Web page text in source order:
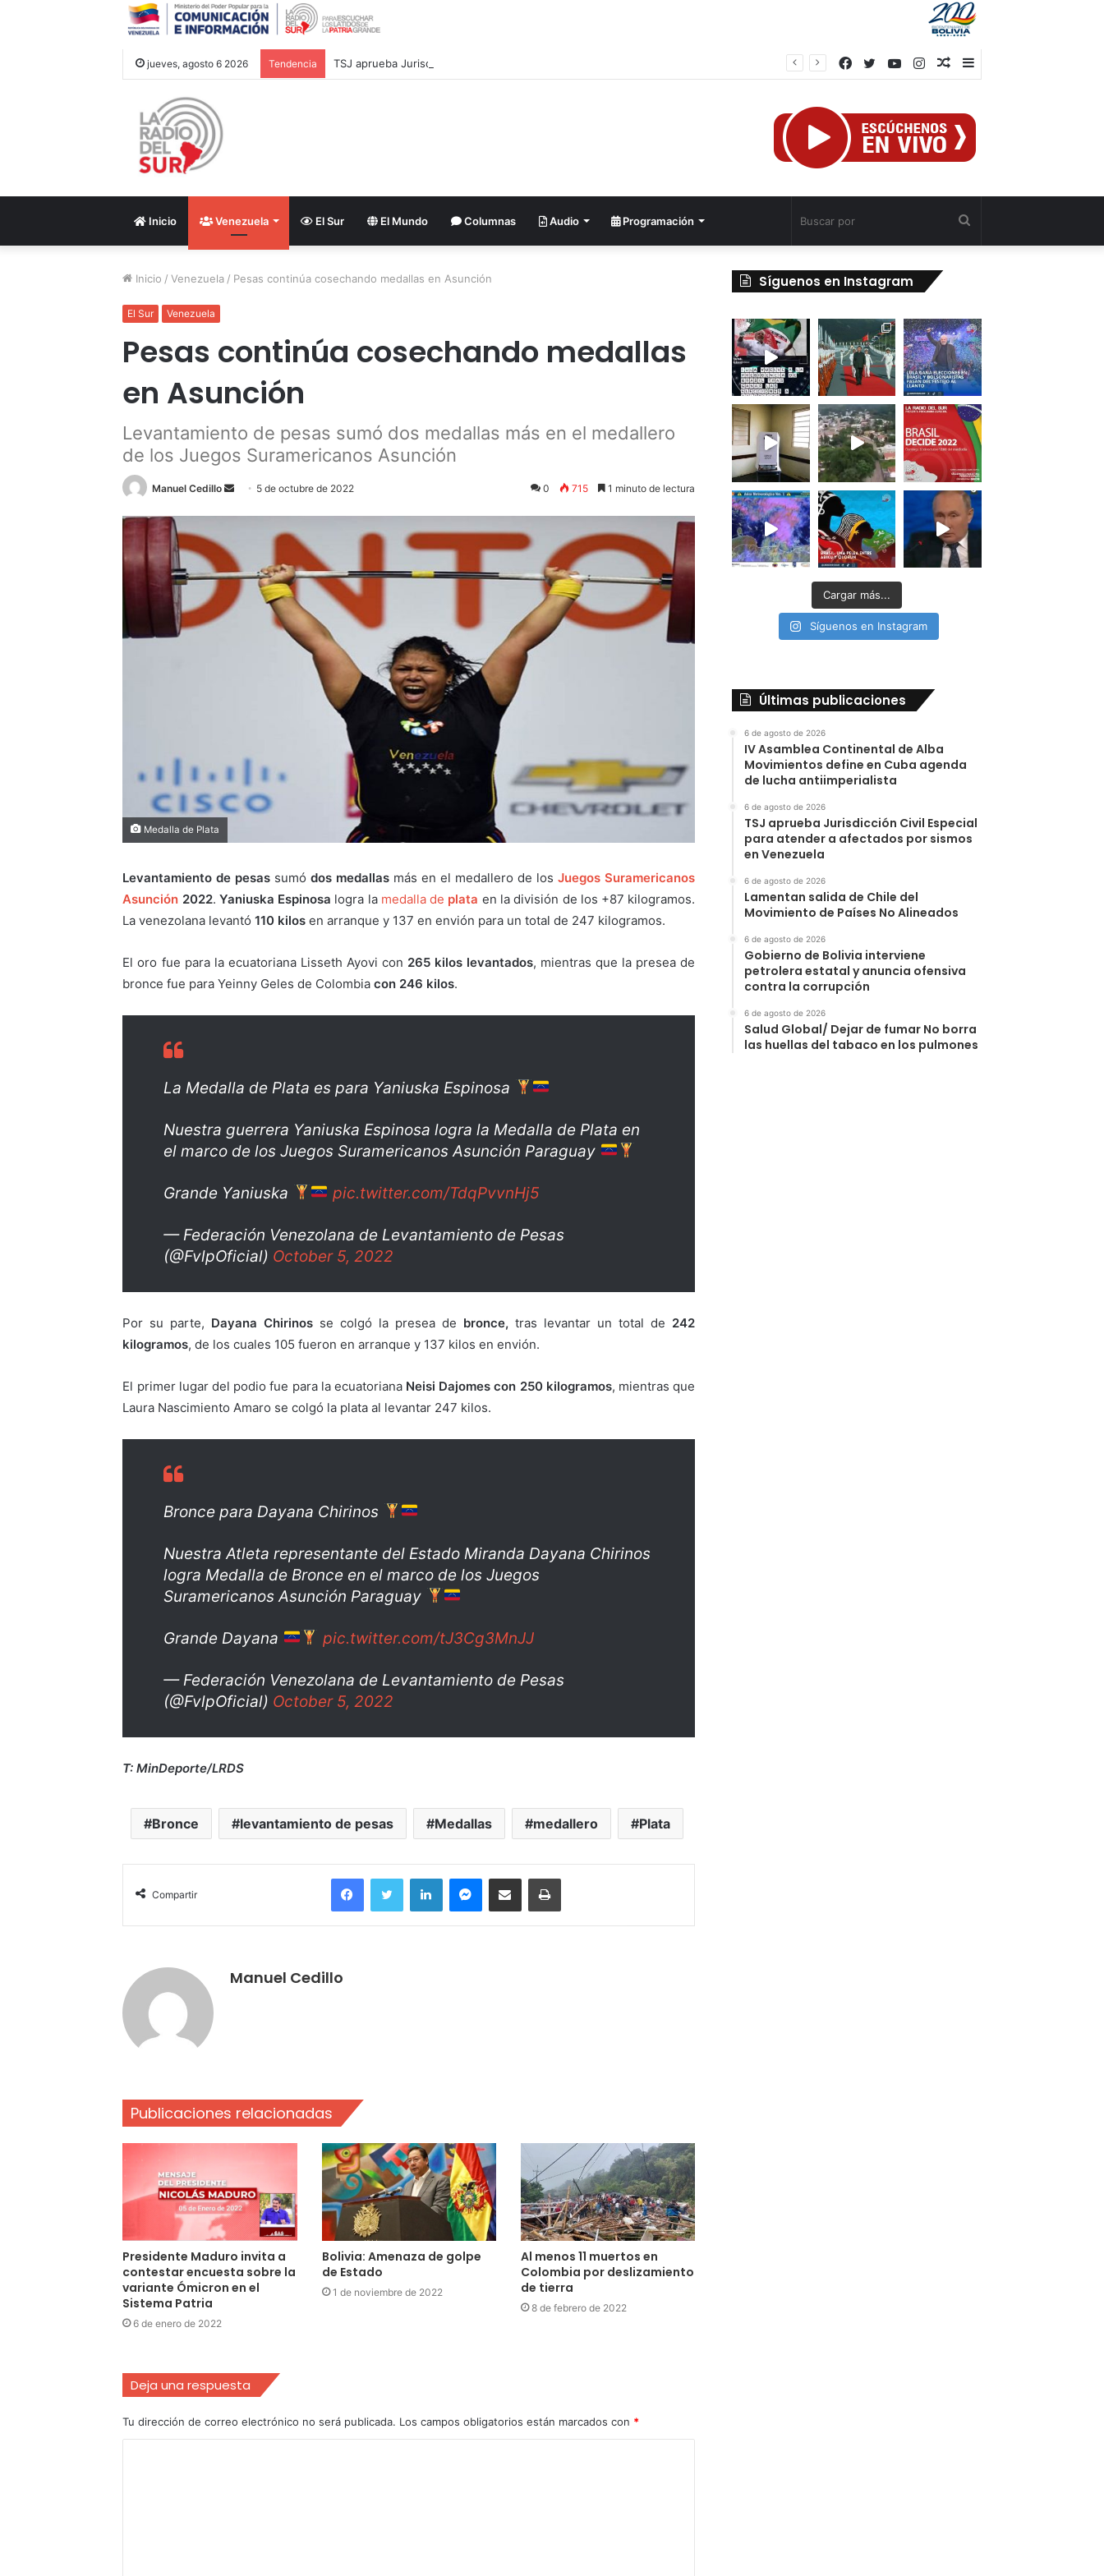
jueves, agosto 6 2026 Tendencia
Barra
Publicación
azar
Instagram
YouTube
Twitter
Facebook
Inicio Venezuela El Sur El Mundo Columnas Audio Programación
Inicio / Venezuela / Pesas continúa cosechando medallas en Asunción
El Sur Venezuela
Pesas continúa cosechando medallas
en Asunción
Levantamiento de pesas sumó dos medallas más en el medallero
de los Juegos Suramericanos Asunción
Manuel Cedillo
Send5 de octubre de 2022 0 715 1 minuto de lectura
Medalla de Plata
Levantamiento de pesas sumódos medallas más en el medallero de losJuegos Suramericanos
Asunción 2022. Yaniuska Espinosa logra la medalla de plata en la división de los +87 kilogramos.
La venezolana levantó110 kilos en arranque y 137 en envión para un total de 247 kilogramos.
El oro fue para la ecuatoriana Lisseth Ayovi con 265 kilos levantados, mientras que la presea de
bronce fue para Yeinny Geles de Colombiacon 246 kilos.
La Medalla de Plata es para Yaniuska Espinosa
Nuestra guerrera Yaniuska Espinosa logra la Medalla de Plata en
el marco de los Juegos Suramericanos Asunción Paraguay
Grande Yaniuska pic.twitter.com/TdqPvvnHj5
— Federación Venezolana de Levantamiento de Pesas
(@FvlpOficial) October 5, 2022
Por su parte, Dayana Chirinos se colgó la presea de bronce, tras levantar un total de 242
kilogramos, de los cuales 105 fueron en arranque y 137 kilos en envión.
El primer lugar del podio fue para la ecuatoriana Neisi Dajomes con 250 kilogramos, mientras que
Laura Nascimiento Amaro se colgó la plata al levantar 247 kilos.
Bronce para Dayana Chirinos
Nuestra Atleta representante del Estado Miranda Dayana Chirinos
logra Medalla de Bronce en el marco de los Juegos
Suramericanos Asunción Paraguay
Grande Dayana pic.twitter.com/tJ3Cg3MnJJ
— Federación Venezolana de Levantamiento de Pesas
(@FvlpOficial) October 5, 2022
T: MinDeporte/LRDS
Bronce levantamiento de pesas Medallas medallero Plata
Compartir
FacebookTwitter LinkedInMessengerCompartir por correo electrónicoImprimir
Manuel Cedillo
Publicaciones relacionadas
Presidente Maduro invita a
contestar encuesta sobre la
variante Ómicron en el
Sistema Patria
6 de enero de 2022
Bolivia: Amenaza de golpe
de Estado
1 de noviembre de 2022
Al menos 11 muertos en
Colombia por deslizamiento
de tierra
8 de febrero de 2022
Deja una respuesta
Tu dirección de correo electrónico no será publicada. Los campos obligatorios están marcados con *
Síguenos en Instagram
Cargar más...
Síguenos en Instagram
Últimas publicaciones
6 de agosto de 2026
IV Asamblea Continental de Alba
Movimientos define en Cuba agenda
de lucha antiimperialista
6 de agosto de 2026
TSJ aprueba Jurisdicción Civil Especial
para atender a afectados por sismos
en Venezuela
6 de agosto de 2026
Lamentan salida de Chile del
Movimiento de Países No Alineados
6 de agosto de 2026
Gobierno de Bolivia interviene
petrolera estatal y anuncia ofensiva
contra la corrupción
6 de agosto de 2026
Salud Global/ Dejar de fumar No borra
las huellas del tabaco en los pulmones